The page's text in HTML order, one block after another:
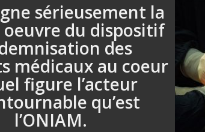
sérieusement la
oeuvre du dispositif
des
médicaux au coeur
figure l’acteur
qu’est
l’ONIAM.